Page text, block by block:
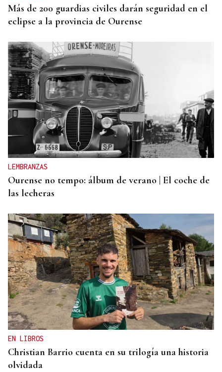
Más de 200 guardias civiles darán seguridad en el
eclipse a la provincia de Ourense
LEMBRANZAS
Ourense no tempo: álbum de verano | El coche de
las lecheras
EN LIBROS
Christian Barrio cuenta en su trilogía una historia
olvidada